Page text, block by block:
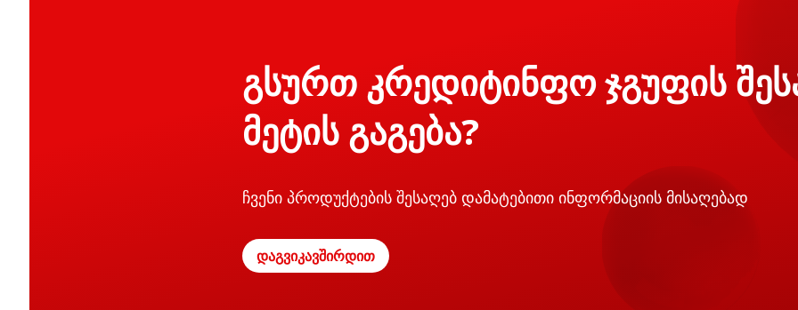
გსურთ კრედიტინფო ჯგუფის
მეტის გაგება?
ჩვენი პროდუქტების შესაღებ დამატებითი ინფორმაციის მისაღებად
დაგვიკავშირდით